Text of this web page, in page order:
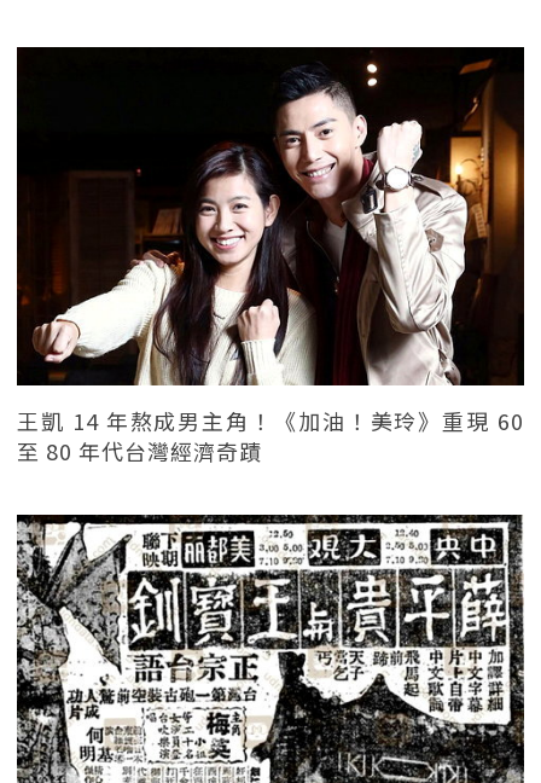
王凱 14 年熬成男主角！《加油！美玲》重現 60
至 80 年代台灣經濟奇蹟